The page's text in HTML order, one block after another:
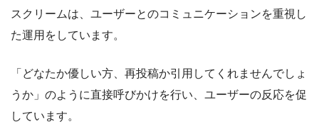
スクリームは、ユーザーとのコミュニケーションを重視し
た運用をしています。
「どなたか優しい方、再投稿か引用してくれませんでしょ
うか」のように直接呼びかけを行い、ユーザーの反応を促
しています。